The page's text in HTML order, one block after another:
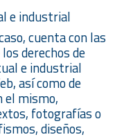
e industrial
cuenta con las
derechos de
e industrial
así como de
el mismo,
fotografías o
diseños,